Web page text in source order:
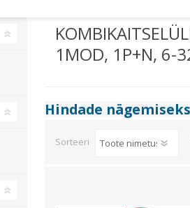
MÕÕTESEADMED1MOD, 1P+N, 6-
Hindade nägemiseks
Sorteeri